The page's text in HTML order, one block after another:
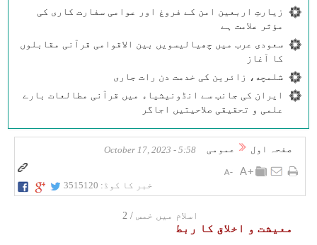
زیارتِ اربعین امن کے فروغ اور عوامی سفارت کاری کی
مؤثر علامت ہے
سعودی عرب میں چھیالیسویں بین الاقوامی قرآنی مقابلوں
کا آغاز
شلمچه، زائرین کی خدمت دن رات جاری
ایران کی جانب سے انڈونیشیاء میں قرآنی مطالعات بارے
علمی و تحقیقی صلاحیتیں اجاگر
صفحہ اول عمومی 5:58 - October 17, 2023
خبر کا کوڈ: 3515120
اسلام میں خمس / 2
معیشت و اخلاق کا ربط